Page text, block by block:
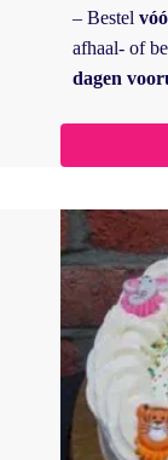
– Bestel
afhaal- of
dagen